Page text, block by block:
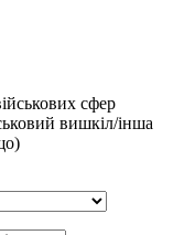
сфер
вишкіл/інша